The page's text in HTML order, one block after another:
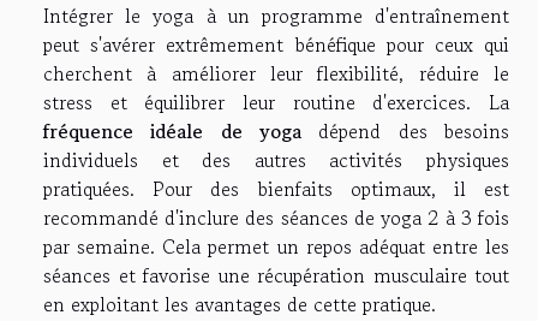
Intégrer le yoga à un programme d'entraînement
peut s'avérer extrêmement bénéfique pour ceux qui
cherchent à améliorer leur flexibilité, réduire le
stress et équilibrer leur routine d'exercices. La
fréquence idéale de yoga dépend des besoins
individuels et des autres activités physiques
pratiquées. Pour des bienfaits optimaux, il est
recommandé d'inclure des séances de yoga 2 à 3 fois
par semaine. Cela permet un repos adéquat entre les
séances et favorise une récupération musculaire tout
en exploitant les avantages de cette pratique.